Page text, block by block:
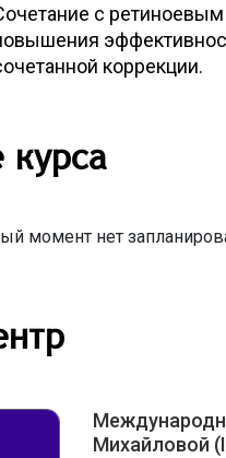
с
коррекции.
курса
момент нет
Михайловой